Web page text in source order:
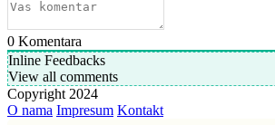
0 Komentara
Inline Feedbacks
View all comments
Copyright 2024
O nama Impresum Kontakt